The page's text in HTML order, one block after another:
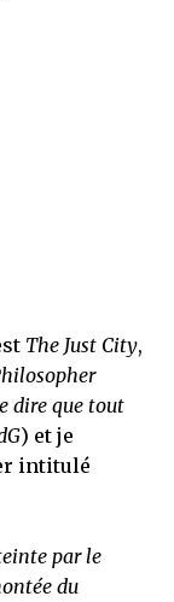
The Just City,
dire que tout
) et je
intitulé
par le
du